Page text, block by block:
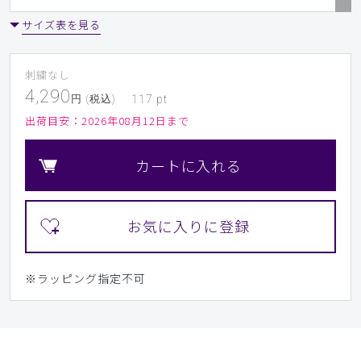
サイズ表を見る
刺繍なし
4,290 円 (税込) 117 pt
出荷目安： 2026年08月12日まで
カートに入れる
※ラッピング指定不可